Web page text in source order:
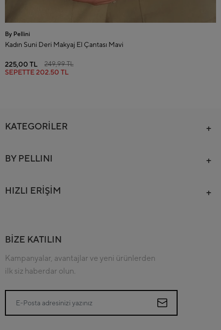
By Pellini
Kadın Suni Deri Makyaj El Çantası Mavi
225,00 TL 249,99 TL
SEPETTE202.50 TL
KATEGORİLER
BY PELLINI
HIZLI ERİŞİM
BİZE KATILIN
Kampanyalar, avantajlar ve yeni ürünlerden
ilk siz haberdar olun.